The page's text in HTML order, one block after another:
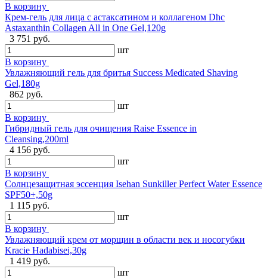
В корзину
Крем-гель для лица с астаксатином и коллагеном Dhc
Astaxanthin Collagen All in One Gel,120g
3 751 руб.
шт
В корзину
Увлажняющий гель для бритья Success Medicated Shaving
Gel,180g
862 руб.
шт
В корзину
Гибридный гель для очищения Raise Essence in
Cleansing,200ml
4 156 руб.
шт
В корзину
Солнцезащитная эссенция Isehan Sunkiller Perfect Water Essence
SPF50+,50g
1 115 руб.
шт
В корзину
Увлажняющий крем от морщин в области век и носогубки
Kracie Hadabisei,30g
1 419 руб.
шт